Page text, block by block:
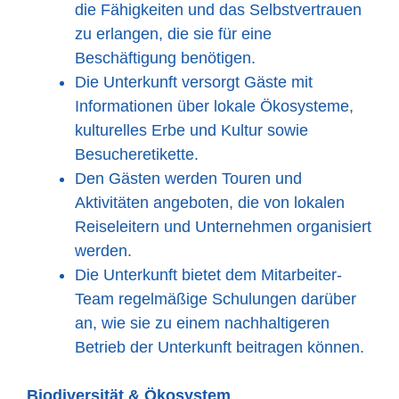
die Fähigkeiten und das Selbstvertrauen
zu erlangen, die sie für eine
Beschäftigung benötigen.
Die Unterkunft versorgt Gäste mit
Informationen über lokale Ökosysteme,
kulturelles Erbe und Kultur sowie
Besucheretikette.
Den Gästen werden Touren und
Aktivitäten angeboten, die von lokalen
Reiseleitern und Unternehmen organisiert
werden.
Die Unterkunft bietet dem Mitarbeiter-
Team regelmäßige Schulungen darüber
an, wie sie zu einem nachhaltigeren
Betrieb der Unterkunft beitragen können.